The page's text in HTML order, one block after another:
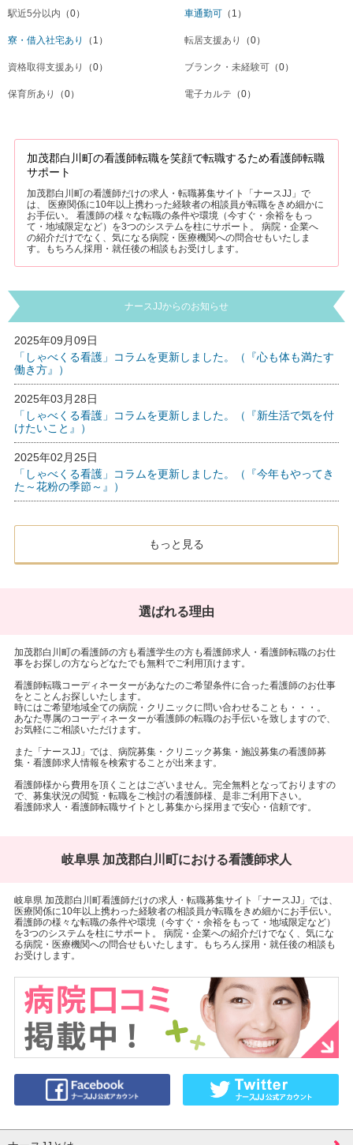
駅近5分以内 （0） 車通勤可 （1）
寮・借入社宅あり （1） 転居支援あり （0）
資格取得支援あり （0） ブランク・未経験可 （0）
保育所あり （0） 電子カルテ （0）
加茂郡白川町の看護師転職を笑顔で転職するため看護師転職
サポート
加茂郡白川町の看護師だけの求人・転職募集サイト「ナースJJ」で
は、 医療関係に10年以上携わった経験者の相談員が転職をきめ細かに
お手伝い。 看護師の様々な転職の条件や環境（今すぐ・余裕をもっ
て・地域限定など）を3つのシステムを柱にサポート。 病院・企業へ
の紹介だけでなく、気になる病院・医療機関への問合せもいたしま
す。もちろん採用・就任後の相談もお受けします。
ナースJJからのお知らせ
2025年09月09日
「しゃべくる看護」コラムを更新しました。（『心も体も満たす
働き方』）
2025年03月28日
「しゃべくる看護」コラムを更新しました。（『新生活で気を付
けたいこと』）
2025年02月25日
「しゃべくる看護」コラムを更新しました。（『今年もやってき
た～花粉の季節～』）
もっと見る
選ばれる理由
加茂郡白川町の看護師の方も看護学生の方も看護師求人・看護師転職のお仕
事をお探しの方ならどなたでも無料でご利用頂けます。
看護師転職コーディネーターがあなたのご希望条件に合った看護師のお仕事
をとことんお探しいたします。
時にはご希望地域全ての病院・クリニックに問い合わせることも・・・。
あなた専属のコーディネーターが看護師の転職のお手伝いを致しますので、
お気軽にご相談いただけます。
また「ナースJJ」では、病院募集・クリニック募集・施設募集の看護師募
集・看護師求人情報を検索することが出来ます。
看護師様から費用を頂くことはございません。完全無料となっておりますの
で、募集状況の閲覧・転職をご検討の看護師様、是非ご利用下さい。
看護師求人・看護師転職サイトとし募集から採用まで安心・信頼です。
岐阜県 加茂郡白川町における看護師求人
岐阜県 加茂郡白川町看護師だけの求人・転職募集サイト「ナースJJ」では、
医療関係に10年以上携わった経験者の相談員が転職をきめ細かにお手伝い。
看護師の様々な転職の条件や環境（今すぐ・余裕をもって・地域限定など）
を3つのシステムを柱にサポート。 病院・企業への紹介だけでなく、気にな
る病院・医療機関への問合せもいたします。もちろん採用・就任後の相談も
お受けします。